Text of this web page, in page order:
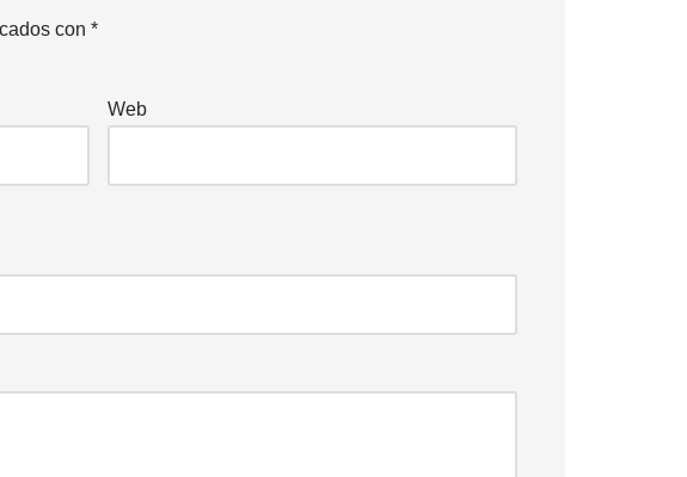
con *
Web